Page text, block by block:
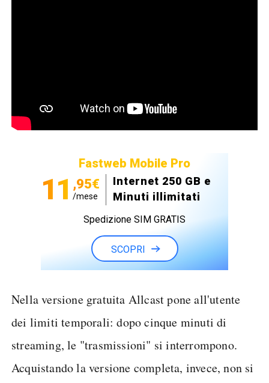
Fastweb Mobile Pro
11 ,95€
/mese
Internet 250 GB e
Minuti illimitati
Spedizione SIM GRATIS
SCOPRI
Nella versione gratuita Allcast pone all'utente
dei limiti temporali: dopo cinque minuti di
streaming, le "trasmissioni" si interrompono.
Acquistando la versione completa, invece, non si